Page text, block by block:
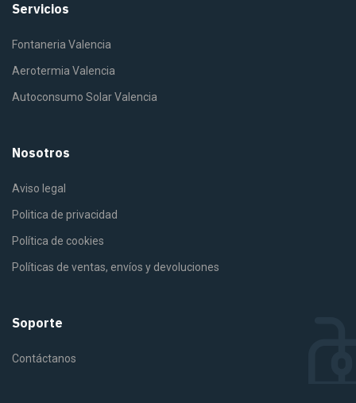
Servicios
Fontaneria Valencia
Aerotermia Valencia
Autoconsumo Solar Valencia
Nosotros
Aviso legal
Politica de privacidad
Política de cookies
Políticas de ventas, envíos y devoluciones
Soporte
Contáctanos